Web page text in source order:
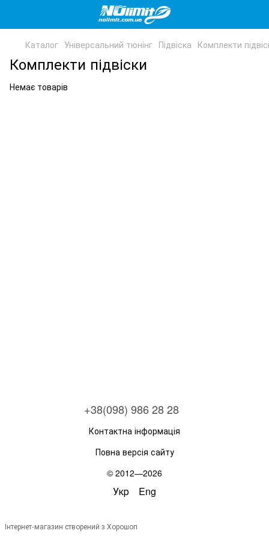
Каталог Універсальний тюнінг Підвіска Комплекти
Комплекти підвіски
Немає товарів
+38(098) 986 28 28
Контактна інформація
Повна версія сайту
© 2012—2026
Укр Eng
Інтернет-магазин створений з Хорошоп